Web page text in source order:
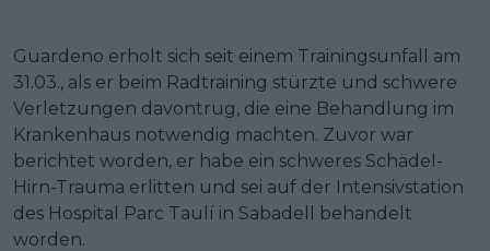
Guardeno erholt sich seit einem Trainingsunfall am
31.03., als er beim Radtraining stürzte und schwere
Verletzungen davontrug, die eine Behandlung im
Krankenhaus notwendig machten. Zuvor war
berichtet worden, er habe ein schweres Schädel-
Hirn-Trauma erlitten und sei auf der Intensivstation
des Hospital Parc Taulí in Sabadell behandelt
worden.